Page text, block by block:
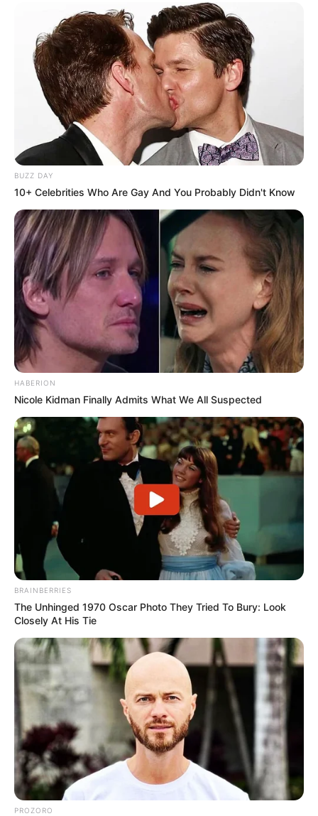
BUZZ DAY
10+ Celebrities Who Are Gay And You Probably Didn't Know
HABERION
Nicole Kidman Finally Admits What We All Suspected
BRAINBERRIES
The Unhinged 1970 Oscar Photo They Tried To Bury: Look
Closely At His Tie
PROZORO